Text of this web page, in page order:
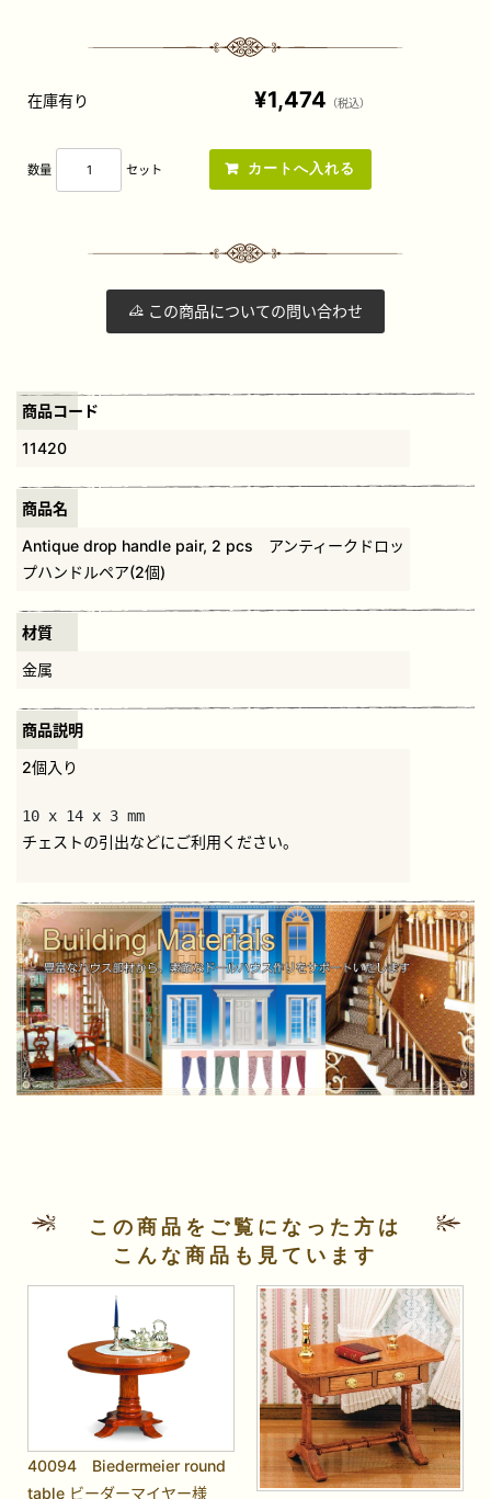
在庫有り ¥1,474 （税込）
数量 セット
この商品についての問い合わせ
商品コード
11420
商品名
Antique drop handle pair, 2 pcs アンティークドロッ
プハンドルペア(2個)
材質
金属
商品説明
2個入り
10 x 14 x 3 mm
チェストの引出などにご利用ください。
この商品をご覧になった方は
こんな商品も見ています
40094 Biedermeier round
table ビーダーマイヤー様